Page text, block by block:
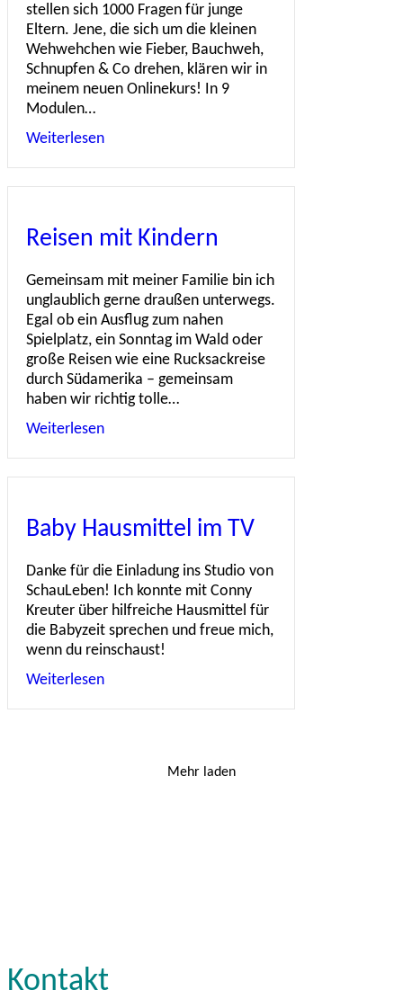
stellen sich 1000 Fragen für junge
Eltern. Jene, die sich um die kleinen
Wehwehchen wie Fieber, Bauchweh,
Schnupfen & Co drehen, klären wir in
meinem neuen Onlinekurs! In 9
Modulen…
Weiterlesen
Reisen mit Kindern
Gemeinsam mit meiner Familie bin ich
unglaublich gerne draußen unterwegs.
Egal ob ein Ausflug zum nahen
Spielplatz, ein Sonntag im Wald oder
große Reisen wie eine Rucksackreise
durch Südamerika – gemeinsam
haben wir richtig tolle…
Weiterlesen
Baby Hausmittel im TV
Danke für die Einladung ins Studio von
SchauLeben! Ich konnte mit Conny
Kreuter über hilfreiche Hausmittel für
die Babyzeit sprechen und freue mich,
wenn du reinschaust!
Weiterlesen
Mehr laden
Kontakt